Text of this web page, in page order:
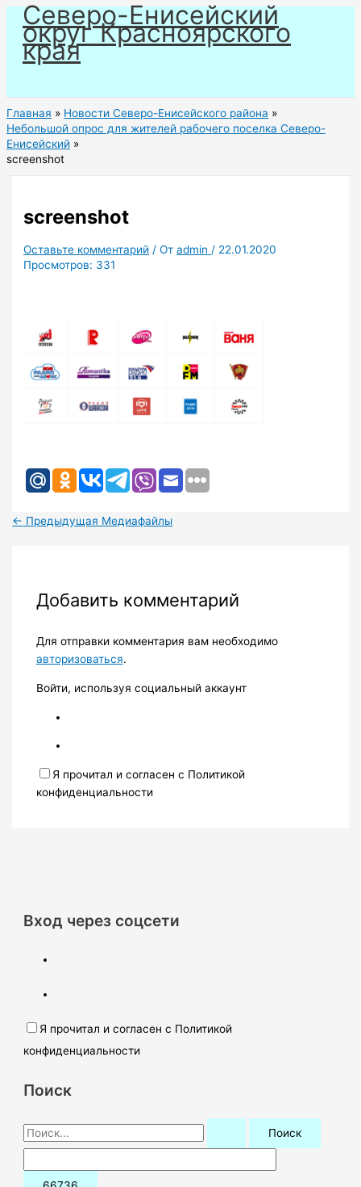
Перейти
содержимому
Северо-Енисейский
округ Красноярского
края
Главная
Новости Северо-Енисейского района
Небольшой опрос для жителей рабочего поселка Северо-
Енисейский
screenshot
screenshot
Оставьте комментарий / Отadmin / 22.01.2020
Просмотров: 331
← Предыдущая Медиафайлы
Добавить комментарий
Для отправки комментария вам необходимо
авторизоваться.
Войти, используя социальный аккаунт
Я прочитал и согласен с Политикой
конфиденциальности
Вход через соцсети
Я прочитал и согласен с Политикой
конфиденциальности
Поиск
П
о
и